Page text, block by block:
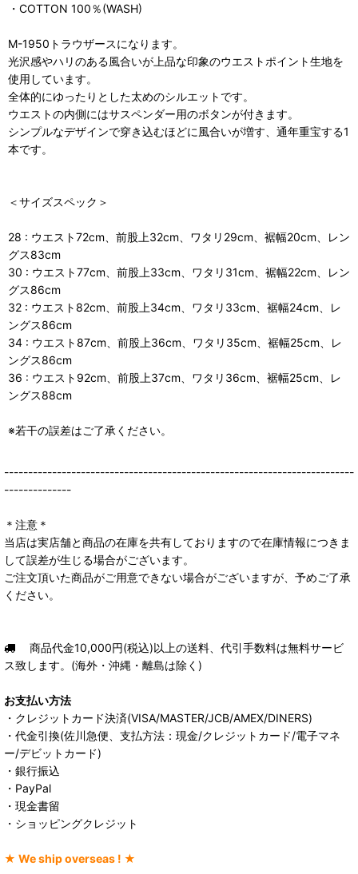
・COTTON 100％(WASH)
M-1950トラウザースになります。
光沢感やハリのある風合いが上品な印象のウエストポイント生地を
使用しています。
全体的にゆったりとした太めのシルエットです。
ウエストの内側にはサスペンダー用のボタンが付きます。
シンプルなデザインで穿き込むほどに風合いが増す、通年重宝する1
本です。
＜サイズスペック＞
28 : ウエスト72cm、前股上32cm、ワタリ29cm、裾幅20cm、レン
グス83cm
30 : ウエスト77cm、前股上33cm、ワタリ31cm、裾幅22cm、レン
グス86cm
32 : ウエスト82cm、前股上34cm、ワタリ33cm、裾幅24cm、レ
ングス86cm
34 : ウエスト87cm、前股上36cm、ワタリ35cm、裾幅25cm、レ
ングス86cm
36 : ウエスト92cm、前股上37cm、ワタリ36cm、裾幅25cm、レ
ングス88cm
※若干の誤差はご了承ください。
-------------------------------------------------------------------------
--------------
＊注意＊
当店は実店舗と商品の在庫を共有しておりますので在庫情報につきま
して誤差が生じる場合がございます。
ご注文頂いた商品がご用意できない場合がございますが、予めご了承
ください。
商品代金10,000円(税込)以上の送料、代引手数料は無料サービ
ス致します。(海外・沖縄・離島は除く)
お支払い方法
・クレジットカード決済(VISA/MASTER/JCB/AMEX/DINERS)
・代金引換(佐川急便、支払方法：現金/クレジットカード/電子マネ
ー/デビットカード)
・銀行振込
・PayPal
・現金書留
・ショッピングクレジット
★ We ship overseas ! ★